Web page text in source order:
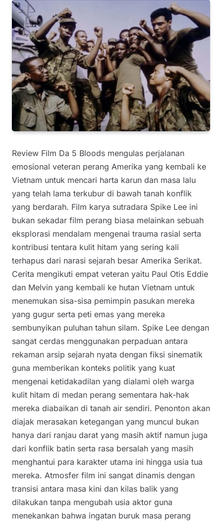
Review Film Da 5 Bloods mengulas perjalanan
emosional veteran perang Amerika yang kembali ke
Vietnam untuk mencari harta karun dan masa lalu
yang telah lama terkubur di bawah tanah konflik
yang berdarah. Film karya sutradara Spike Lee ini
bukan sekadar film perang biasa melainkan sebuah
eksplorasi mendalam mengenai trauma rasial serta
kontribusi tentara kulit hitam yang sering kali
terhapus dari narasi sejarah besar Amerika Serikat.
Cerita mengikuti empat veteran yaitu Paul Otis Eddie
dan Melvin yang kembali ke hutan Vietnam untuk
menemukan sisa-sisa pemimpin pasukan mereka
yang gugur serta peti emas yang mereka
sembunyikan puluhan tahun silam. Spike Lee dengan
sangat cerdas menggunakan perpaduan antara
rekaman arsip sejarah nyata dengan fiksi sinematik
guna memberikan konteks politik yang kuat
mengenai ketidakadilan yang dialami oleh warga
kulit hitam di medan perang sementara hak-hak
mereka diabaikan di tanah air sendiri. Penonton akan
diajak merasakan ketegangan yang muncul bukan
hanya dari ranjau darat yang masih aktif namun juga
dari konflik batin serta rasa bersalah yang masih
menghantui para karakter utama ini hingga usia tua
mereka. Atmosfer film ini sangat dinamis dengan
transisi antara masa kini dan kilas balik yang
dilakukan tanpa mengubah usia aktor guna
menekankan bahwa ingatan buruk masa perang